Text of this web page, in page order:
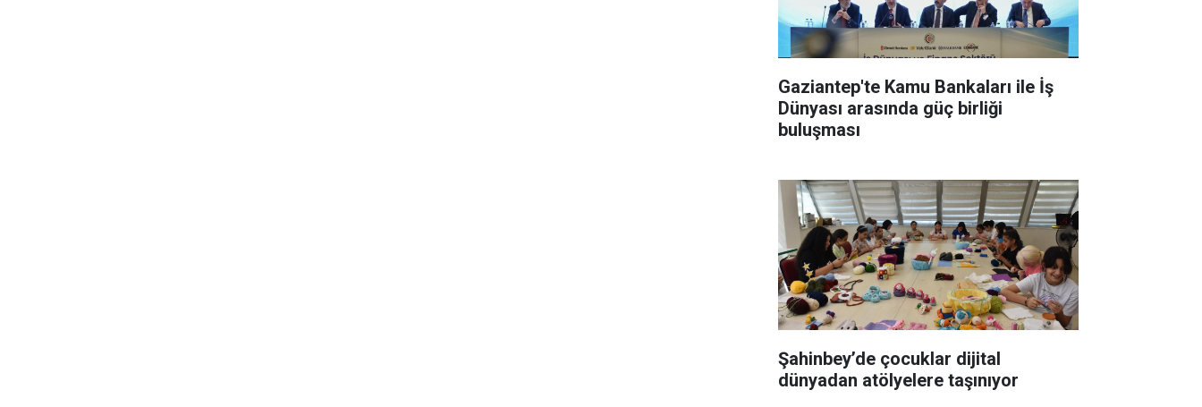
Gaziantep'te Kamu Bankaları ile İş
Dünyası arasında güç birliği
buluşması
Şahinbey’de çocuklar dijital
dünyadan atölyelere taşınıyor